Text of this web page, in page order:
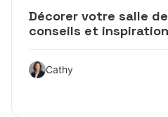
Décorer votre salle
conseils et
Cathy